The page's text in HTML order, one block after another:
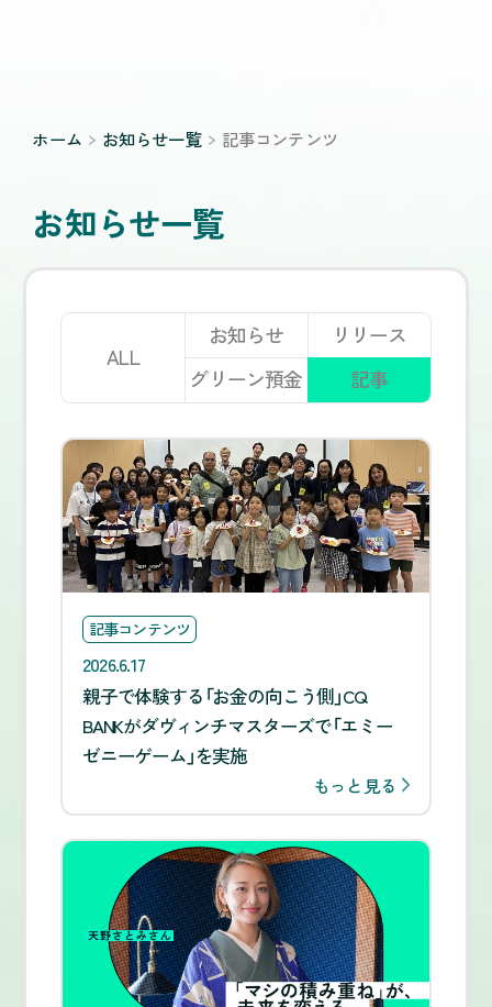
ホーム お知らせ一覧 記事コンテンツ
お知らせ一覧
ALL
お知らせ
リリース
グリーン預金
記事
記事コンテンツ
2026.6.17
親子で体験する「お金の向こう側」CQ
BANKがダヴィンチマスターズで「エミー
ゼニーゲーム」を実施
もっと見る